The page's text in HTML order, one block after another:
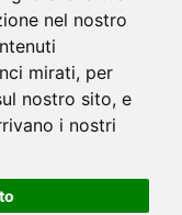
nel nostro
mirati, per
nostro sito, e
i nostri